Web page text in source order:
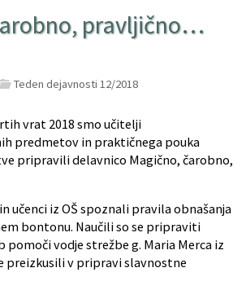
pravljično…
Teden dejavnosti 12/2018
vrat 2018 smo učitelji
predmetov in praktičnega pouka
pripravili delavnico Magično, čarobno,
učenci iz OŠ spoznali pravila obnašanja
bontonu. Naučili so se pripraviti
pomoči vodje strežbe g. Maria Merca iz
preizkusili v pripravi slavnostne